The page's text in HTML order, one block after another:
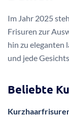
Im Jahr 2025
Frisuren zur
hin zu eleganten
und jede
Beliebte